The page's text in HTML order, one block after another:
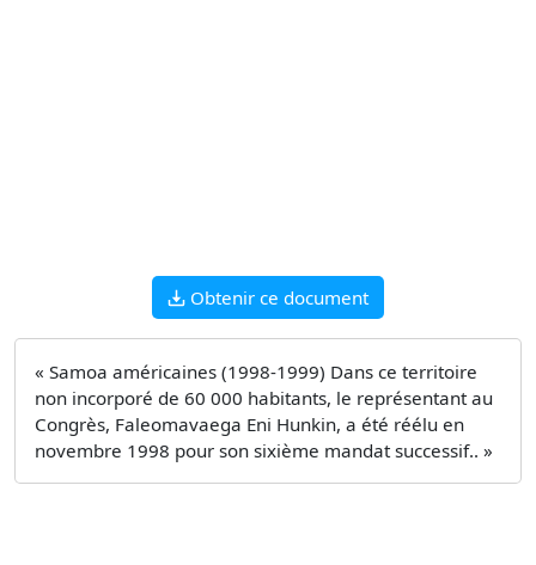
Obtenir ce document
« Samoa américaines (1998-1999) Dans ce territoire
non incorporé de 60 000 habitants, le représentant au
Congrès, Faleomavaega Eni Hunkin, a été réélu en
novembre 1998 pour son sixième mandat successif.. »